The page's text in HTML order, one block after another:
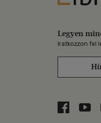
Legyen
Iratkozzon fel
Libri a